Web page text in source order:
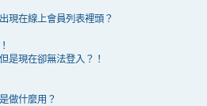
現在線上會員列表裡頭？
是現在卻無法登入？！
做什麼用？